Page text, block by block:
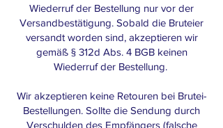
Wiederruf der Bestellung nur vor der
Versandbestätigung. Sobald die Bruteier
versandt worden sind, akzeptieren wir
gemäß § 312d Abs. 4 BGB keinen
Wiederruf der Bestellung.
Wir akzeptieren keine Retouren bei Brutei-
Bestellungen. Sollte die Sendung durch
Verschulden des Empfängers (falsche